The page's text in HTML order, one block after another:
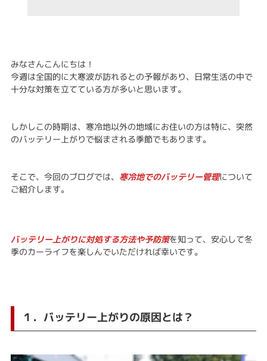
みなさんこんにちは！
今週は全国的に大寒波が訪れるとの予報があり、日常生活の中で
十分な対策を立てている方が多いと思います。
しかしこの時期は、寒冷地以外の地域にお住いの方は特に、突然
のバッテリー上がりで悩まされる季節でもあります。
そこで、今回のブログでは、 寒冷地でのバッテリー管理について
ご紹介します。
バッテリー上がりに対処する方法や予防策を知って、安心して冬
季のカーライフを楽しんでいただければ幸いです。
１．バッテリー上がりの原因とは？